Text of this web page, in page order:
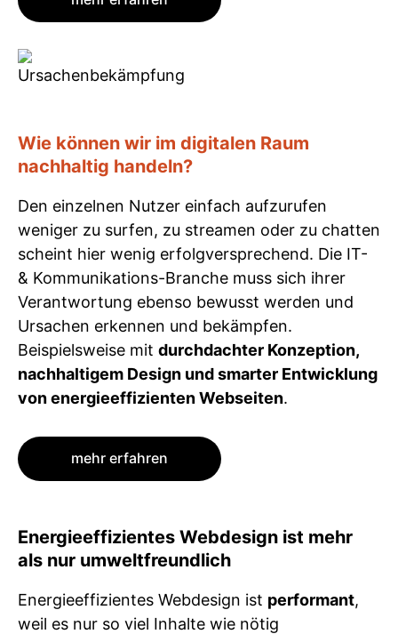
Wie können wir im digitalen Raum
nachhaltig handeln?
Den einzelnen Nutzer einfach aufzurufen
weniger zu surfen, zu streamen oder zu chatten
scheint hier wenig erfolgversprechend. Die IT-
& Kommunikations-Branche muss sich ihrer
Verant­wortung ebenso bewusst werden und
Ursachen erkennen und bekämpfen.
Beispielsweise mit durchdachter Konzeption,
nachhaltigem Design und smarter Entwicklung
von energieeffizienten Webseiten.
mehr erfahren
Energieeffizientes ­Webdesign ist mehr
als nur umweltfreundlich
Energieeffizientes Webdesign ist performant,
weil es nur so viel Inhalte wie nötig